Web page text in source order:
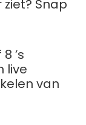
Snap
’s
live
van